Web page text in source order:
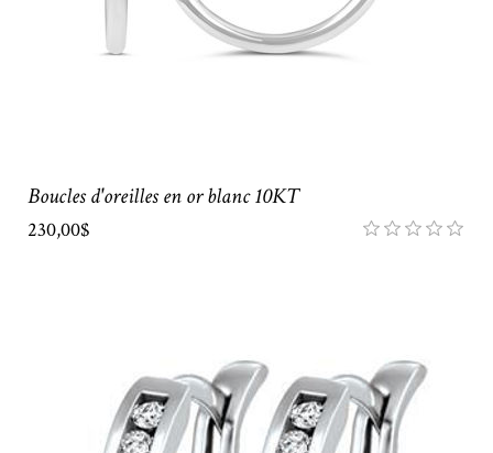
Boucles d'oreilles en or blanc 10KT
230,00$